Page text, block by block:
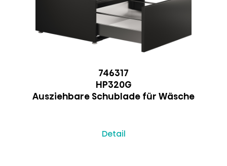
746317
HP320G
Ausziehbare Schublade für Wäsche
Detail